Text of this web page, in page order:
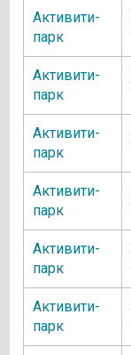
Активити-
парк
Активити-
парк
Активити-
парк
Активити-
парк
Активити-
парк
Активити-
парк